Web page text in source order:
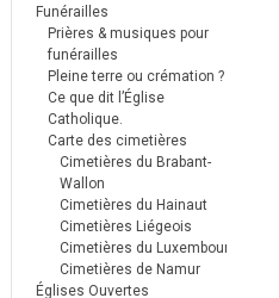
Funérailles
Prières & musiques pour
funérailles
Pleine terre ou crémation ?
Ce que dit l’Église
Catholique.
Carte des cimetières
Cimetières du Brabant-
Wallon
Cimetières du Hainaut
Cimetières Liégeois
Cimetières du Luxembourg
Cimetières de Namur
Églises Ouvertes